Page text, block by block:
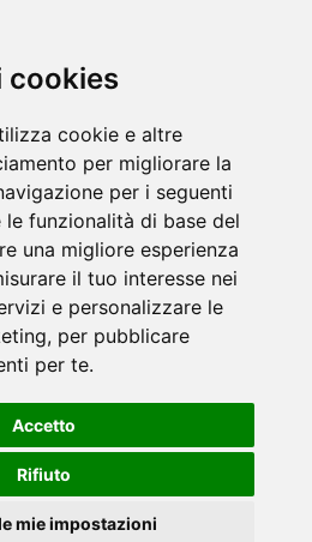
cookies
cookie e altre
per migliorare la
per i seguenti
le funzionalità di base del
una migliore esperienza
il tuo interesse nei
e personalizzare le
, per pubblicare
per te.
Accetto
Rifiuto
mie impostazioni